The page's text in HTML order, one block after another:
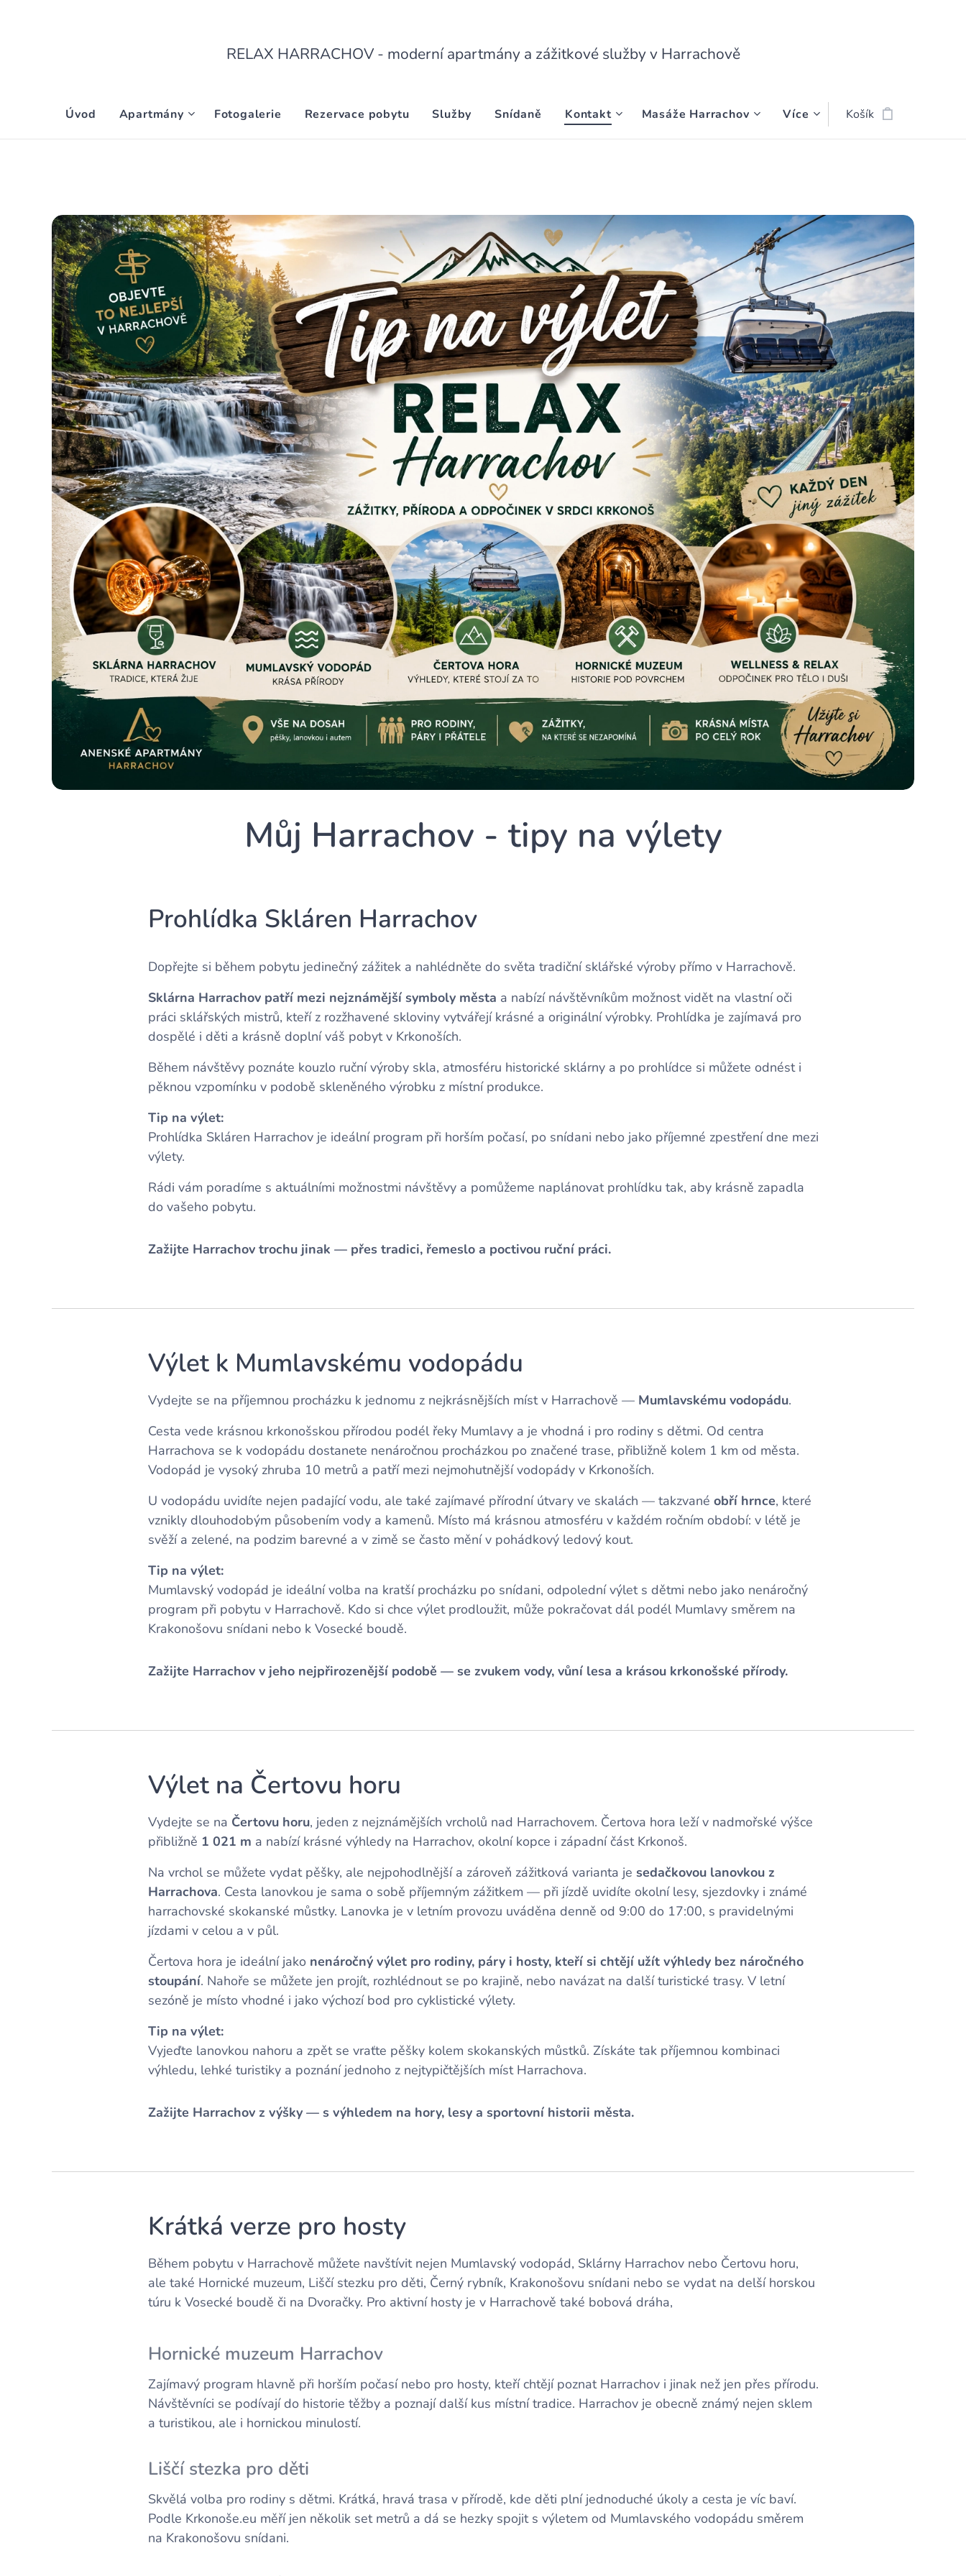
RELAX HARRACHOV - moderní apartmány a zážitkové služby v Harrachově
Úvod Apartmány Fotogalerie Rezervace pobytu Služby Snídaně Kontakt Masáže Harrachov Více Košík
Můj Harrachov - tipy na výlety
Prohlídka Skláren Harrachov
Dopřejte si během pobytu jedinečný zážitek a nahlédněte do světa tradiční sklářské výroby přímo v Harrachově.
Sklárna Harrachov patří mezi nejznámější symboly města a nabízí návštěvníkům možnost vidět na vlastní oči
práci sklářských mistrů, kteří z rozžhavené skloviny vytvářejí krásné a originální výrobky. Prohlídka je zajímavá pro
dospělé i děti a krásně doplní váš pobyt v Krkonoších.
Během návštěvy poznáte kouzlo ruční výroby skla, atmosféru historické sklárny a po prohlídce si můžete odnést i
pěknou vzpomínku v podobě skleněného výrobku z místní produkce.
Tip na výlet:
Prohlídka Skláren Harrachov je ideální program při horším počasí, po snídani nebo jako příjemné zpestření dne mezi
výlety.
Rádi vám poradíme s aktuálními možnostmi návštěvy a pomůžeme naplánovat prohlídku tak, aby krásně zapadla
do vašeho pobytu.
Zažijte Harrachov trochu jinak — přes tradici, řemeslo a poctivou ruční práci.
Výlet k Mumlavskému vodopádu
Vydejte se na příjemnou procházku k jednomu z nejkrásnějších míst v Harrachově — Mumlavskému vodopádu.
Cesta vede krásnou krkonošskou přírodou podél řeky Mumlavy a je vhodná i pro rodiny s dětmi. Od centra
Harrachova se k vodopádu dostanete nenáročnou procházkou po značené trase, přibližně kolem 1 km od města.
Vodopád je vysoký zhruba 10 metrů a patří mezi nejmohutnější vodopády v Krkonoších.
U vodopádu uvidíte nejen padající vodu, ale také zajímavé přírodní útvary ve skalách — takzvané obří hrnce, které
vznikly dlouhodobým působením vody a kamenů. Místo má krásnou atmosféru v každém ročním období: v létě je
svěží a zelené, na podzim barevné a v zimě se často mění v pohádkový ledový kout.
Tip na výlet:
Mumlavský vodopád je ideální volba na kratší procházku po snídani, odpolední výlet s dětmi nebo jako nenáročný
program při pobytu v Harrachově. Kdo si chce výlet prodloužit, může pokračovat dál podél Mumlavy směrem na
Krakonošovu snídani nebo k Vosecké boudě.
Zažijte Harrachov v jeho nejpřirozenější podobě — se zvukem vody, vůní lesa a krásou krkonošské přírody.
Výlet na Čertovu horu
Vydejte se na Čertovu horu, jeden z nejznámějších vrcholů nad Harrachovem. Čertova hora leží v nadmořské výšce
přibližně 1 021 m a nabízí krásné výhledy na Harrachov, okolní kopce i západní část Krkonoš.
Na vrchol se můžete vydat pěšky, ale nejpohodlnější a zároveň zážitková varianta je sedačkovou lanovkou z
Harrachova. Cesta lanovkou je sama o sobě příjemným zážitkem — při jízdě uvidíte okolní lesy, sjezdovky i známé
harrachovské skokanské můstky. Lanovka je v letním provozu uváděna denně od 9:00 do 17:00, s pravidelnými
jízdami v celou a v půl.
Čertova hora je ideální jako nenáročný výlet pro rodiny, páry i hosty, kteří si chtějí užít výhledy bez náročného
stoupání. Nahoře se můžete jen projít, rozhlédnout se po krajině, nebo navázat na další turistické trasy. V letní
sezóně je místo vhodné i jako výchozí bod pro cyklistické výlety.
Tip na výlet:
Vyjeďte lanovkou nahoru a zpět se vraťte pěšky kolem skokanských můstků. Získáte tak příjemnou kombinaci
výhledu, lehké turistiky a poznání jednoho z nejtypičtějších míst Harrachova.
Zažijte Harrachov z výšky — s výhledem na hory, lesy a sportovní historii města.
Krátká verze pro hosty
Během pobytu v Harrachově můžete navštívit nejen Mumlavský vodopád, Sklárny Harrachov nebo Čertovu horu,
ale také Hornické muzeum, Liščí stezku pro děti, Černý rybník, Krakonošovu snídani nebo se vydat na delší horskou
túru k Vosecké boudě či na Dvoračky. Pro aktivní hosty je v Harrachově také bobová dráha,
Hornické muzeum Harrachov
Zajímavý program hlavně při horším počasí nebo pro hosty, kteří chtějí poznat Harrachov i jinak než jen přes přírodu.
Návštěvníci se podívají do historie těžby a poznají další kus místní tradice. Harrachov je obecně známý nejen sklem
a turistikou, ale i hornickou minulostí.
Liščí stezka pro děti
Skvělá volba pro rodiny s dětmi. Krátká, hravá trasa v přírodě, kde děti plní jednoduché úkoly a cesta je víc baví.
Podle Krkonoše.eu měří jen několik set metrů a dá se hezky spojit s výletem od Mumlavského vodopádu směrem
na Krakonošovu snídani.